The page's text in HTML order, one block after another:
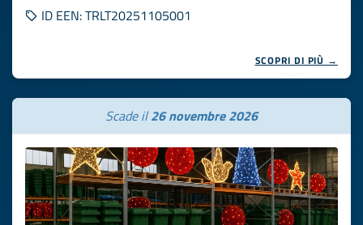
ID EEN: TRLT20251105001
SCOPRI DI PIÙ →
Scade il26 novembre 2026